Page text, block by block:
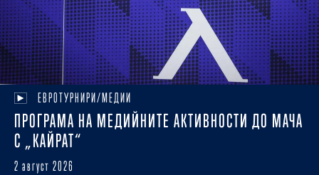
ЕВРОТУРНИРИ/МЕДИИ
ПРОГРАМА НА МЕДИЙНИТЕ АКТИВНОСТИ ДО МАЧА
С „КАЙРАТ“
2 август 2026